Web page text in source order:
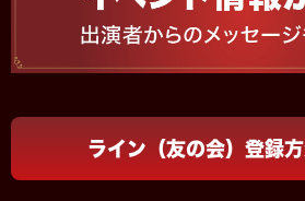
ライン（友の会）登録
⑤規約をご確認の上、
同意→購入の順にボタンを押